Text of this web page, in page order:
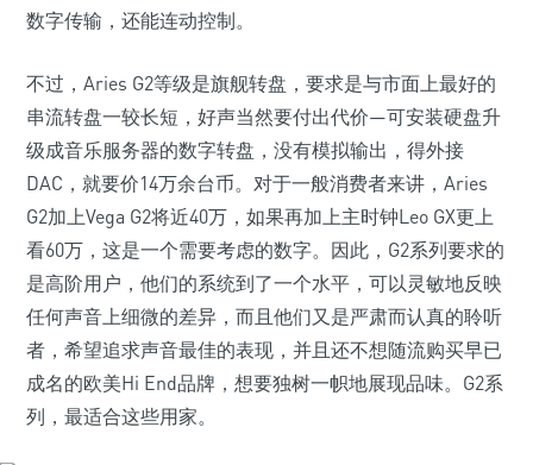
数字传输，还能连动控制。
不过，Aries G2等级是旗舰转盘，要求是与市面上最好的
串流转盘一较长短，好声当然要付出代价—可安装硬盘升
级成音乐服务器的数字转盘，没有模拟输出，得外接
DAC，就要价14万余台币。对于一般消费者来讲，Aries
G2加上Vega G2将近40万，如果再加上主时钟Leo GX更上
看60万，这是一个需要考虑的数字。因此，G2系列要求的
是高阶用户，他们的系统到了一个水平，可以灵敏地反映
任何声音上细微的差异，而且他们又是严肃而认真的聆听
者，希望追求声音最佳的表现，并且还不想随流购买早已
成名的欧美Hi End品牌，想要独树一帜地展现品味。G2系
列，最适合这些用家。